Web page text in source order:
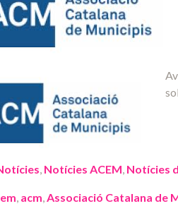
, Notícies ACEM, Notícies
, acm,Associació Catalana de